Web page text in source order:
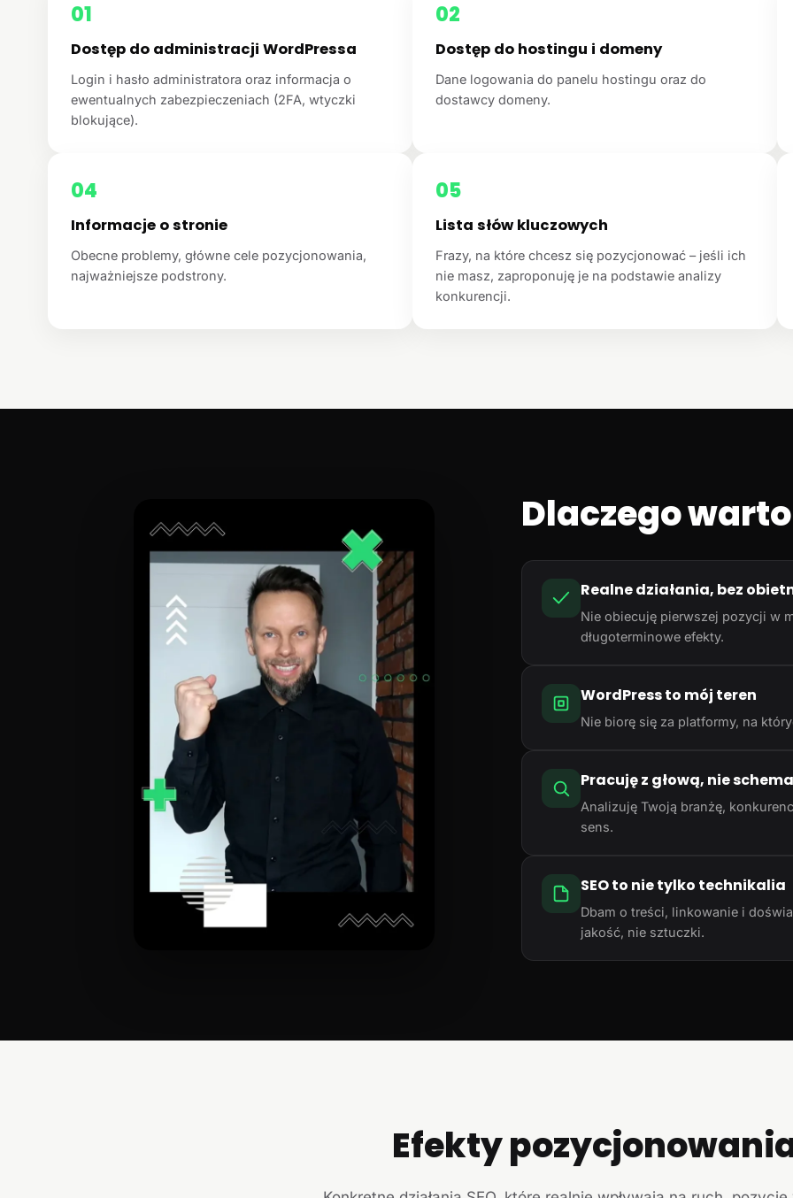
01
Dostęp do administracji WordPressa
Login i hasło administratora oraz informacja o
ewentualnych zabezpieczeniach (2FA, wtyczki
blokujące).
02
Dostęp do hostingu i domeny
Dane logowania do panelu hostingu oraz do
dostawcy domeny.
04
Informacje o stronie
Obecne problemy, główne cele pozycjonowania,
najważniejsze podstrony.
05
Lista słów kluczowych
Frazy, na które chcesz się pozycjonować – jeśli ich
nie masz, zaproponuję je na podstawie analizy
konkurencji.
Dlaczego
Realne działania, bez
Nie obiecuję pierwszej pozycji w
długoterminowe efekty.
WordPress to mój teren
Nie biorę się za platformy, na
Pracuję z głową, nie
Analizuję Twoją branżę,
sens.
SEO to nie tylko technikalia
Dbam o treści, linkowanie i
jakość, nie sztuczki.
Efekty